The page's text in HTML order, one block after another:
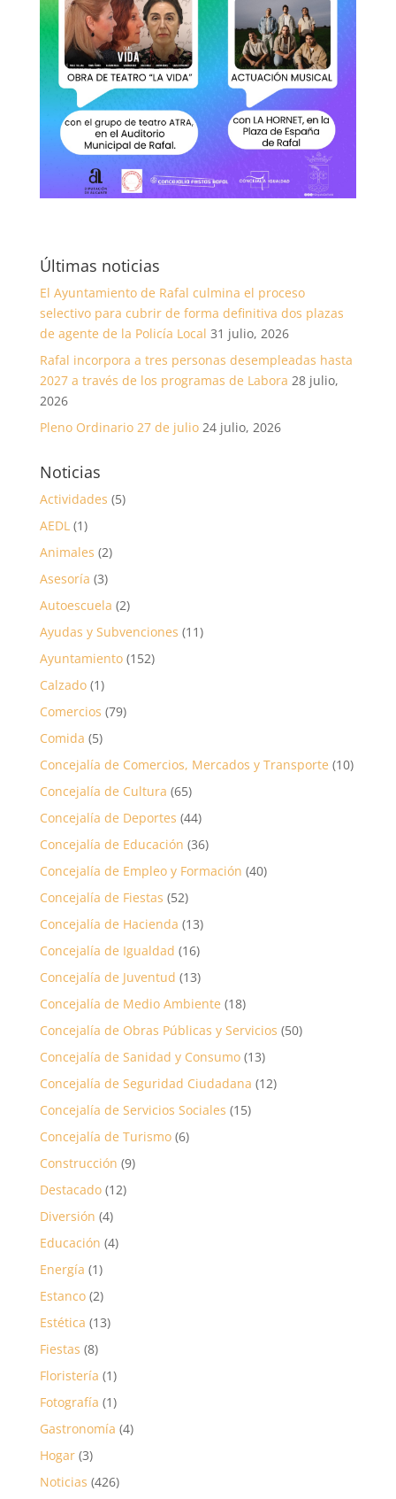
Últimas noticias
El Ayuntamiento de Rafal culmina el proceso
selectivo para cubrir de forma definitiva dos plazas
de agente de la Policía Local 31 julio, 2026
Rafal incorpora a tres personas desempleadas hasta
2027 a través de los programas de Labora 28 julio,
2026
Pleno Ordinario 27 de julio 24 julio, 2026
Noticias
Actividades (5)
AEDL(1)
Animales (2)
Asesoría (3)
Autoescuela (2)
Ayudas y Subvenciones (11)
Ayuntamiento(152)
Calzado(1)
Comercios (79)
Comida (5)
Concejalía de Comercios, Mercados y Transporte (10)
Concejalía de Cultura (65)
Concejalía de Deportes (44)
Concejalía de Educación (36)
Concejalía de Empleo y Formación (40)
Concejalía de Fiestas (52)
Concejalía de Hacienda (13)
Concejalía de Igualdad (16)
Concejalía de Juventud (13)
Concejalía de Medio Ambiente (18)
Concejalía de Obras Públicas y Servicios (50)
Concejalía de Sanidad y Consumo(13)
Concejalía de Seguridad Ciudadana (12)
Concejalía de Servicios Sociales (15)
Concejalía de Turismo(6)
Construcción (9)
Destacado(12)
Diversión (4)
Educación (4)
Energía (1)
Estanco(2)
Estética (13)
Fiestas (8)
Floristería (1)
Fotografía (1)
Gastronomía (4)
Hogar(3)
Noticias (426)